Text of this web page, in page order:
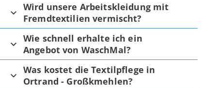
Wird unsere Arbeitskleidung mit
Fremdtextilien vermischt?
Wie schnell erhalte ich ein
Angebot von WaschMal?
Was kostet die Textilpflege in
Ortrand - Großkmehlen?